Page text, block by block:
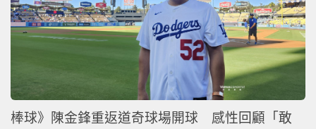
棒球》陳金鋒重返道奇球場開球 感性回顧「敢